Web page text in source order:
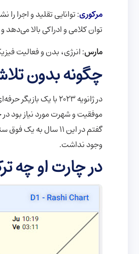
مرکوری: توانایی تقلید و اجرا
توان کلامی و ادراکی بالا
مارس: انرژی،‌ بدن و فعالیت
چگونه بدون
در ژانویه ۲۰۲۳ با
گفتم در این ۱۱ سال
وجود نداشت.
در چارت او چه